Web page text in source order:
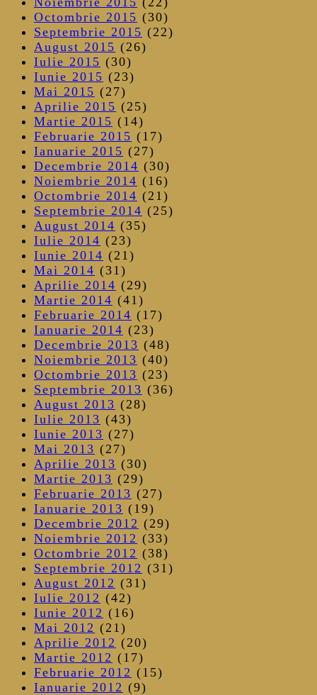
Octombrie 2015 (30)
Septembrie 2015 (22)
August 2015 (26)
Iulie 2015 (30)
Iunie 2015 (23)
Mai 2015 (27)
Aprilie 2015 (25)
Martie 2015 (14)
Februarie 2015 (17)
Ianuarie 2015 (27)
Decembrie 2014 (30)
Noiembrie 2014 (16)
Octombrie 2014 (21)
Septembrie 2014 (25)
August 2014 (35)
Iulie 2014 (23)
Iunie 2014 (21)
Mai 2014 (31)
Aprilie 2014 (29)
Martie 2014 (41)
Februarie 2014 (17)
Ianuarie 2014 (23)
Decembrie 2013 (48)
Noiembrie 2013 (40)
Octombrie 2013 (23)
Septembrie 2013 (36)
August 2013 (28)
Iulie 2013 (43)
Iunie 2013 (27)
Mai 2013 (27)
Aprilie 2013 (30)
Martie 2013 (29)
Februarie 2013 (27)
Ianuarie 2013 (19)
Decembrie 2012 (29)
Noiembrie 2012 (33)
Octombrie 2012 (38)
Septembrie 2012 (31)
August 2012 (31)
Iulie 2012 (42)
Iunie 2012 (16)
Mai 2012 (21)
Aprilie 2012 (20)
Martie 2012 (17)
Februarie 2012 (15)
Ianuarie 2012 (9)